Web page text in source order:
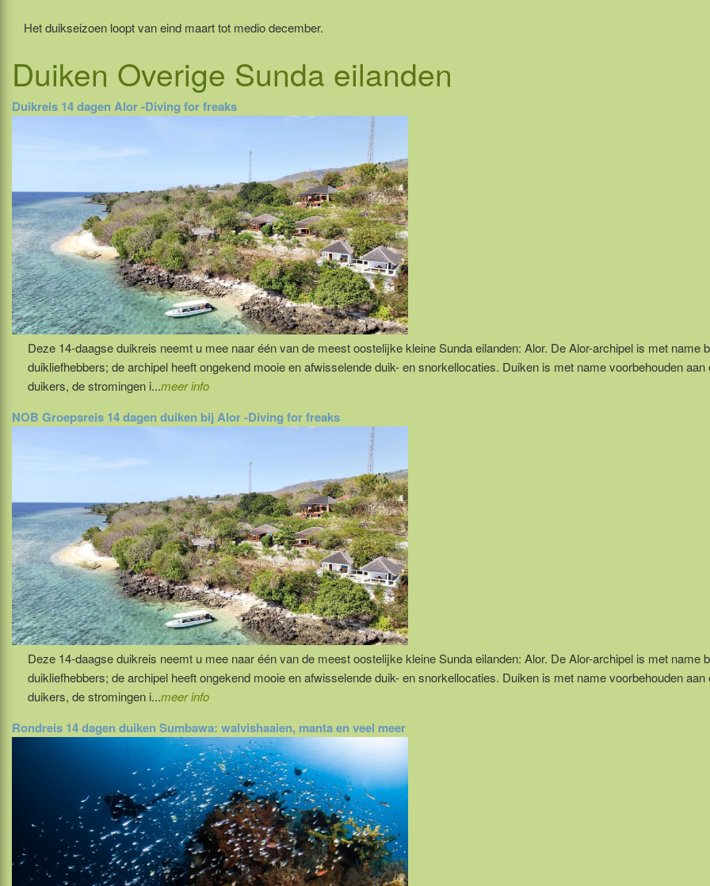
Het duikseizoen loopt van eind maart tot medio december.
Duiken Overige Sunda eilanden
Duikreis 14 dagen Alor -Diving for freaks
Deze 14-daagse duikreis neemt u mee naar één van de meest oostelijke kleine Sunda eilanden: Alor. De Alor-archipel is met name
duikliefhebbers; de archipel heeft ongekend mooie en afwisselende duik- en snorkellocaties. Duiken is met name voorbehouden aan
duikers, de stromingen i...meer info
NOB Groepsreis 14 dagen duiken bij Alor -Diving for freaks
Deze 14-daagse duikreis neemt u mee naar één van de meest oostelijke kleine Sunda eilanden: Alor. De Alor-archipel is met name
duikliefhebbers; de archipel heeft ongekend mooie en afwisselende duik- en snorkellocaties. Duiken is met name voorbehouden aan
duikers, de stromingen i...meer info
Rondreis 14 dagen duiken Sumbawa: walvishaaien, manta en veel meer